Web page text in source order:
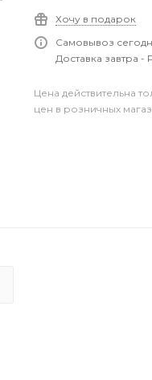
Хочу в подарок
Самовывоз
Доставка завтра -
Цена действительна
цен в розничных